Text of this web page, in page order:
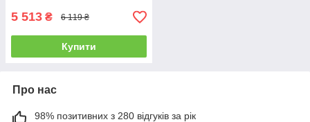
5 513 ₴ 6 119 ₴
Купити
Про нас
98% позитивних з 280 відгуків за рік